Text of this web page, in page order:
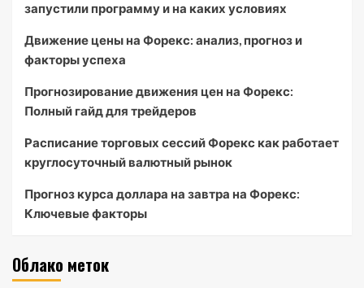
запустили программу и на каких условиях
Движение цены на Форекс: анализ, прогноз и
факторы успеха
Прогнозирование движения цен на Форекс:
Полный гайд для трейдеров
Расписание торговых сессий Форекс как работает
круглосуточный валютный рынок
Прогноз курса доллара на завтра на Форекс:
Ключевые факторы
Облако меток